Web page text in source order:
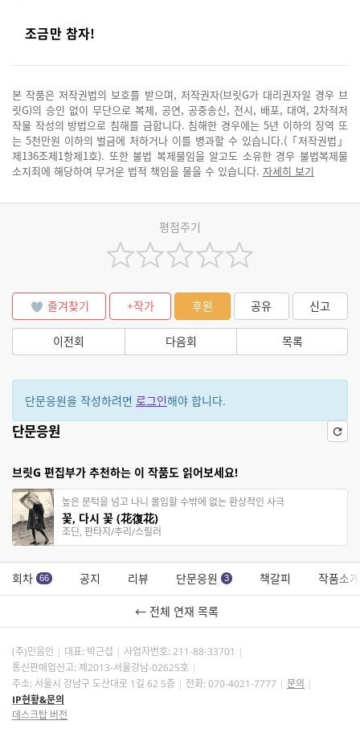
조금만 참자!
본 작품은 저작권법의 보호를 받으며, 저작권자(브릿G가 대리권자일 경우 브
릿G)의 승인 없이 무단으로 복제, 공연, 공중송신, 전시, 배포, 대여, 2차적저
작물 작성의 방법으로 침해를 금합니다. 침해한 경우에는 5년 이하의 징역 또
는 5천만원 이하의 벌금에 처하거나 이를 병과할 수 있습니다.(「저작권법」
제136조제1항제1호). 또한 불법 복제물임을 알고도 소유한 경우 불법복제물
소지죄에 해당하여 무거운 법적 책임을 물을 수 있습니다. 자세히 보기
평점주기
즐겨찾기 +작가 후원 공유 신고
이전회 다음회 목록
단문응원을 작성하려면 로그인해야 합니다.
단문응원
브릿G 편집부가 추천하는 이 작품도 읽어보세요!
높은 문턱을 넘고 나니 몰입할 수밖에 없는 환상적인 사극
꽃, 다시 꽃 (花復花)
조딘, 판타지/추리/스릴러
회차 66 공지 리뷰 단문응원 3 책갈피 작품소개
← 전체 연재 목록
(주)민음인 대표: 박근섭 사업자번호: 211-88-33701
통신판매업신고: 제2013-서울강남-02625호
주소: 서울시 강남구 도산대로 1길 62 5층
전화: 070-4021-7777
문의
IP현황&문의
데스크탑 버전